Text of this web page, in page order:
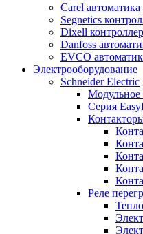
Carel автоматика
Segnetics
Dixell
Danfoss
EVCO
Электрооборудование
Schneider Electric
Модульное
Серия
Реле